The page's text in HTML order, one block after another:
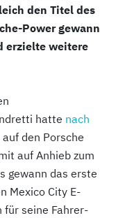
den Titel des
Power gewann
erzielte weitere
hatte nach
den Porsche
auf Anhieb zum
gewann das erste
Mexico City E-
für seine Fahrer-